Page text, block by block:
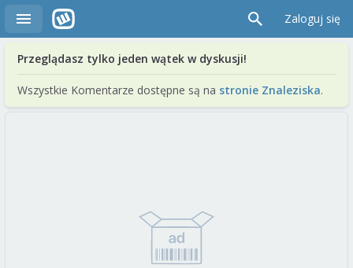
Zaloguj się
Przeglądasz tylko jeden wątek w dyskusji!
Wszystkie Komentarze dostępne są na stronie Znaleziska.